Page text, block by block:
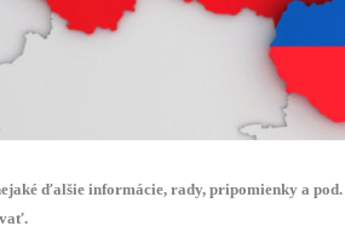
ďalšie informácie, rady, pripomienky a pod.
.